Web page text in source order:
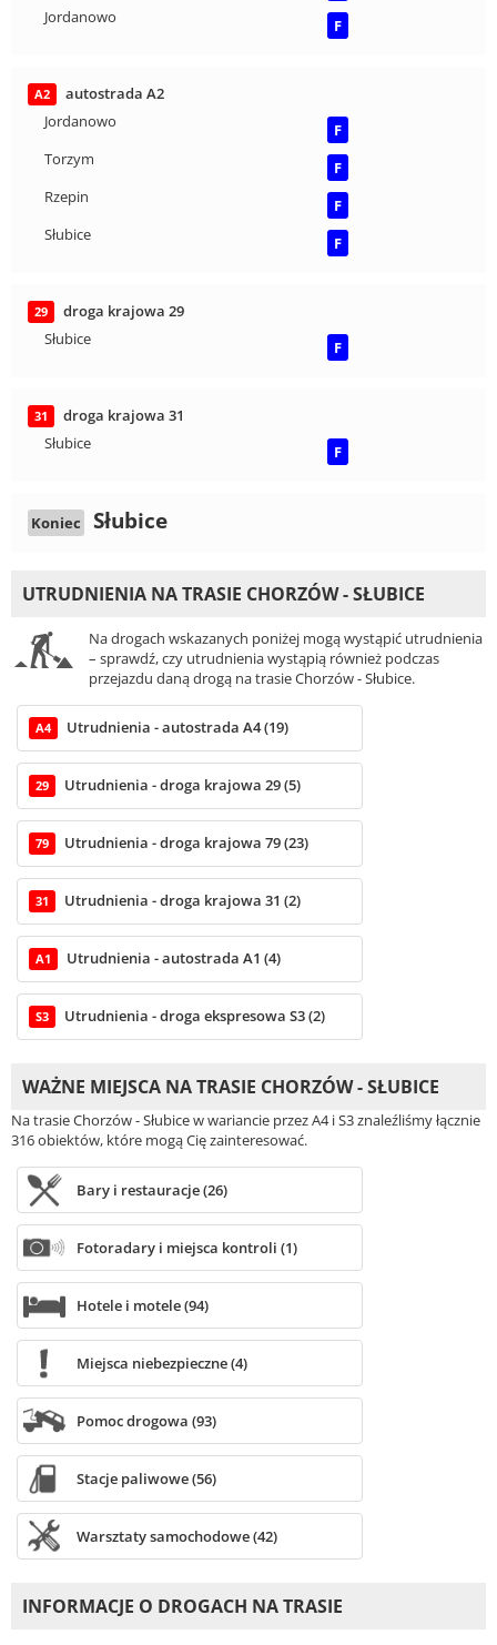
Jordanowo
F
A2
autostrada A2
Jordanowo
F
Torzym
F
Rzepin
F
Słubice
F
29
droga krajowa 29
Słubice
F
31
droga krajowa 31
Słubice
F
Koniec Słubice
UTRUDNIENIA NA TRASIE CHORZÓW - SŁUBICE
Na drogach wskazanych poniżej mogą wystąpić utrudnienia
– sprawdź, czy utrudnienia wystąpią również podczas
przejazdu daną drogą na trasie Chorzów - Słubice.
A4 Utrudnienia - autostrada A4 (19)
29 Utrudnienia - droga krajowa 29 (5)
79 Utrudnienia - droga krajowa 79 (23)
31 Utrudnienia - droga krajowa 31 (2)
A1 Utrudnienia - autostrada A1 (4)
S3 Utrudnienia - droga ekspresowa S3 (2)
WAŻNE MIEJSCA NA TRASIE CHORZÓW - SŁUBICE
Na trasie Chorzów - Słubice w wariancie przez A4 i S3 znaleźliśmy łącznie
316 obiektów, które mogą Cię zainteresować.
Bary i restauracje (26)
Fotoradary i miejsca kontroli (1)
Hotele i motele (94)
Miejsca niebezpieczne (4)
Pomoc drogowa (93)
Stacje paliwowe (56)
Warsztaty samochodowe (42)
INFORMACJE O DROGACH NA TRASIE